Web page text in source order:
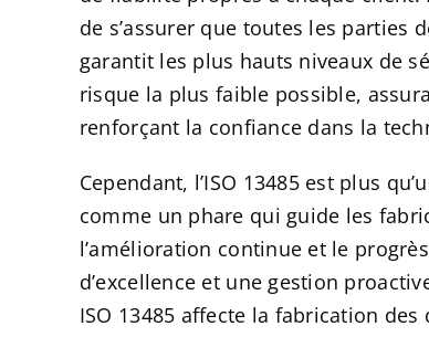
de s’assurer que toutes les parties
garantit les plus hauts niveaux de
risque la plus faible possible,
renforçant la confiance dans la
Cependant, l’ISO 13485 est plus
comme un phare qui guide les
l’amélioration continue et le
d’excellence et une gestion
ISO 13485 affecte la fabrication